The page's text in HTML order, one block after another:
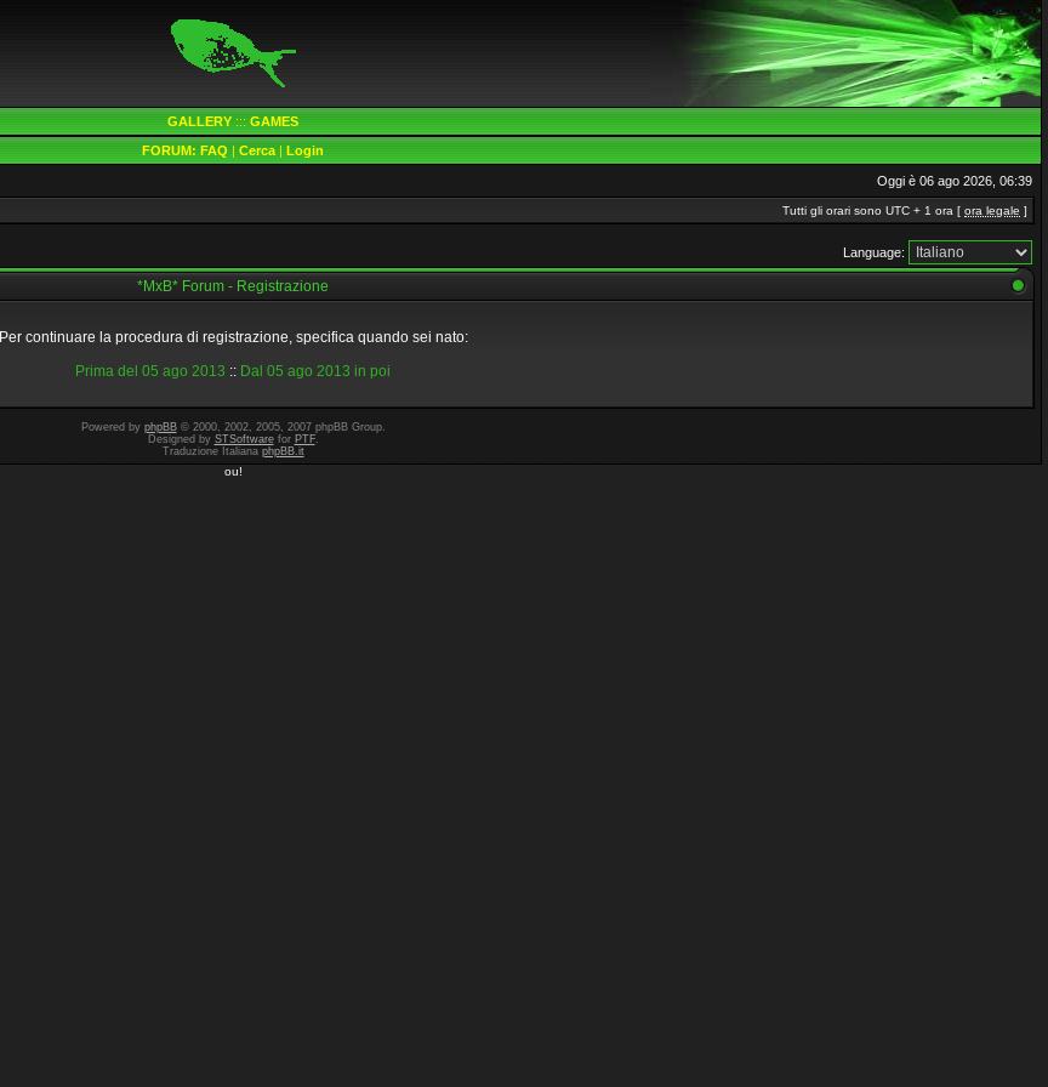
GALLERY ::: GAMES
FORUM: FAQ | Cerca | Login
Oggi è 06 ago 2026, 06:39
Tutti gli orari sono UTC + 1 ora [ ora legale ]
Language:
*MxB* Forum - Registrazione
Per continuare la procedura di registrazione, specifica quando sei nato:
Prima del 05 ago 2013 :: Dal 05 ago 2013 in poi
Powered by phpBB© 2000, 2002, 2005, 2007 phpBB Group.
Designed by STSoftwarefor PTF.
Traduzione Italiana phpBB.it
ou!